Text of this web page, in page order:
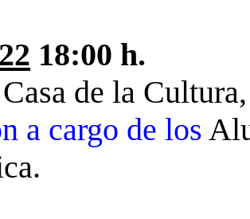
18:00 h.
Casa de la
a cargo de los